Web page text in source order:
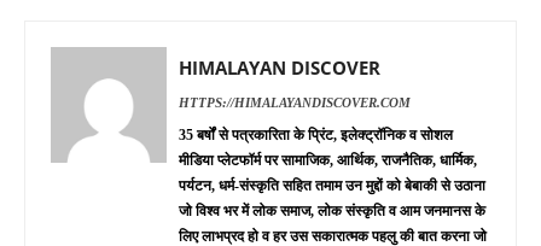
HIMALAYAN DISCOVER
HTTPS://HIMALAYANDISCOVER.COM
35 बर्षों से पत्रकारिता के प्रिंट, इलेक्ट्रॉनिक व सोशल
मीडिया प्लेटफॉर्म पर सामाजिक, आर्थिक, राजनैतिक, धार्मिक,
पर्यटन, धर्म-संस्कृति सहित तमाम उन मुद्दों को बेबाकी से उठाना
जो विश्व भर में लोक समाज, लोक संस्कृति व आम जनमानस के
लिए लाभप्रद हो व हर उस सकारात्मक पहलु की बात करना जो